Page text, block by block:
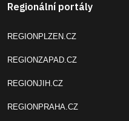
Regionální portály
REGIONPLZEN.CZ
REGIONZAPAD.CZ
REGIONJIH.CZ
REGIONPRAHA.CZ